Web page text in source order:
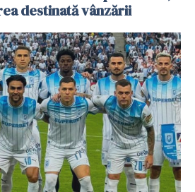
destinată vânzării